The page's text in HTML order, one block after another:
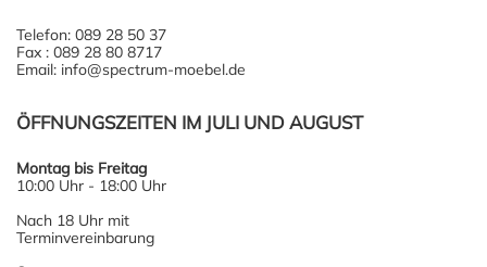
Telefon: 089 28 50 37
Fax : 089 28 80 8717
Email: info@spectrum-moebel.de
ÖFFNUNGSZEITEN IM JULI UND AUGUST
Montag bis Freitag
10:00 Uhr - 18:00 Uhr
Nach 18 Uhr mit
Terminvereinbarung